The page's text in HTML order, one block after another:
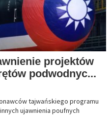
projektów
podwodnyc...
tajwańskiego programu
ujawnienia poufnych